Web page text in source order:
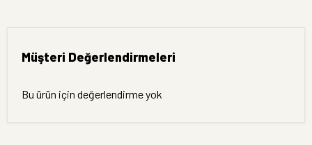
Müşteri Değerlendirmeleri
Bu ürün için değerlendirme yok